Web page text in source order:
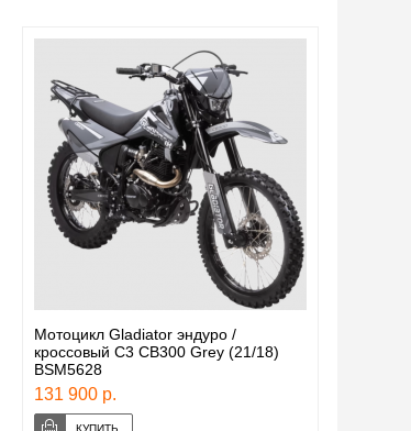
Мотоцикл Gladiator эндуро /
кроссовый С3 CB300 Grey (21/18)
BSM5628
131 900 р.